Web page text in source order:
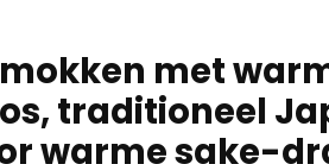
met
traditioneel
warme sake-